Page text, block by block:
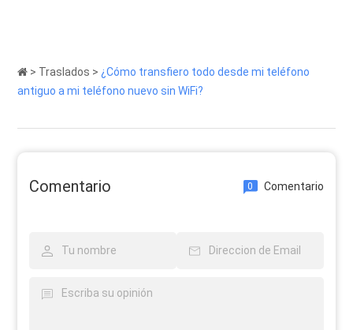
> Traslados >¿Cómo transfiero todo desde mi teléfono
antiguo a mi teléfono nuevo sin WiFi?
Comentario 0 Comentario